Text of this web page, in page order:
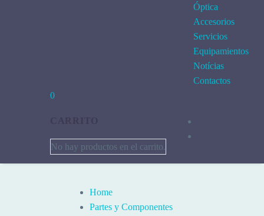
Óptica
Accesorios
Servicios
Equipamientos
Notícias
Contactos
0
No hay productos en el carrito.
Home
Partes y Componentes